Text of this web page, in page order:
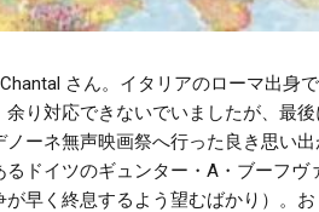
さん。イタリアのローマ出
り対応できないでいましたが、最
ノーネ無声映画祭へ行った良き思い
ドイツのギュンター・A・ブーフ
が早く終息するよう望むばかり）。